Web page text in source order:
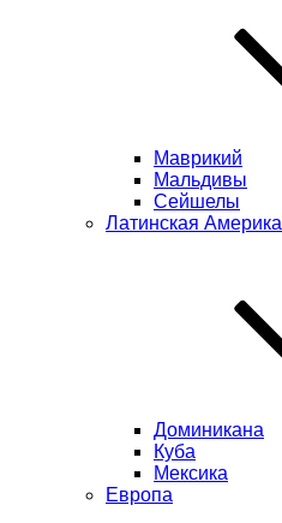
Маврикий
Мальдивы
Сейшелы
Латинская Америка
Доминикана
Куба
Мексика
Европа